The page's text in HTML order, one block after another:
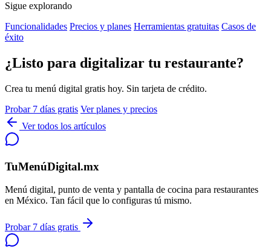
Sigue explorando
Funcionalidades Precios y planes Herramientas gratuitas Casos de
éxito
¿Listo para digitalizar tu restaurante?
Crea tu menú digital gratis hoy. Sin tarjeta de crédito.
Probar 7 días gratis Ver planes y precios
Ver todos los artículos
TuMenúDigital.mx
Menú digital, punto de venta y pantalla de cocina para restaurantes
en México. Tan fácil que lo configuras tú mismo.
Probar 7 días gratis